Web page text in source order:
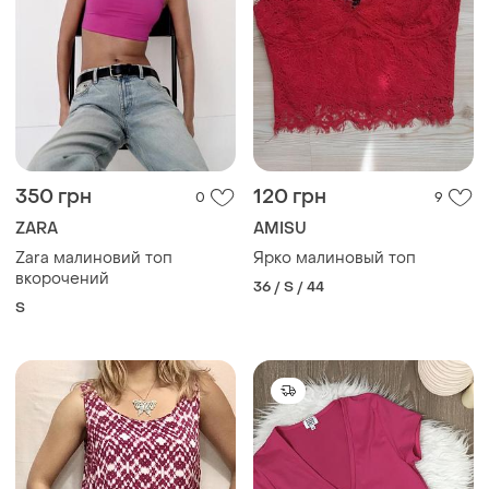
350 грн 0
ZARA
Zara малиновий топ
вкорочений
S
120 грн 9
AMISU
Ярко малиновый топ
36 / S / 44